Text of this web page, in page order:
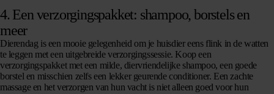
4.Een verzorgingspakket: shampoo, borstels en
meer
Dierendag is een mooie gelegenheid om je huisdier eens flink in de watten
te leggen met een uitgebreide verzorgingssessie. Koop een
verzorgingspakket met een milde, diervriendelijke shampoo, een goede
borstel en misschien zelfs een lekker geurende conditioner. Een zachte
massage en het verzorgen van hun vacht is niet alleen goed voor hun